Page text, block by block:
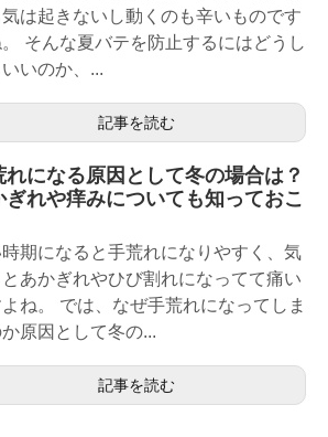
は起きないし動くのも辛いものです
。 そんな夏バテを防止するにはどうし
いのか、...
記事を読む
れになる原因として冬の場合は？
ぎれや痒みについても知っておこ
期になると手荒れになりやすく、気
あかぎれやひび割れになってて痛い
ね。 では、なぜ手荒れになってしま
か原因として冬の...
記事を読む